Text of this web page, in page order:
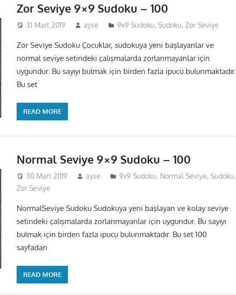
Zor Seviye 9×9 Sudoku – 100
31 Mart 2019 ayse 9x9 Sudoku,Sudoku,Zor Seviye
Zor Seviye Sudoku Çocuklar, sudokuya yeni başlayanlar ve
normal seviye setindeki çalışmalarda zorlanmayanlar için
uygundur. Bu sayıyı bulmak için birden fazla ipucu bulunmaktadır.
Bu set
READ MORE
Normal Seviye 9×9 Sudoku – 100
30 Mart 2019 ayse 9x9 Sudoku, Normal Seviye,Sudoku,
Zor Seviye
NormalSeviye Sudoku Sudokuya yeni başlayan ve kolay seviye
setindeki çalışmalarda zorlanmayanlar için uygundur. Bu sayıyı
bulmak için birden fazla ipucu bulunmaktadır. Bu set 100
sayfadan
READ MORE